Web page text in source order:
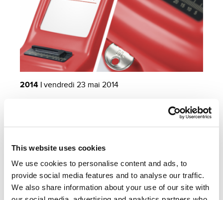
This website uses cookies
We use cookies to personalise content and ads, to
provide social media features and to analyse our traffic.
We also share information about your use of our site with
2014 | vendredi 23 mai 2014
Précis et rapide. Voilà comment Camillo Bianchi identifie la clé
plate à un ou deux côtés...
Tout lire